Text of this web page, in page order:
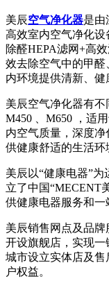
美辰空气净化器是由
高效室内空气净化
除醛HEPA滤网+高
效去除空气中的甲醛
内环境提供清新、健
美辰空气净化器有不
M450 、M650 ，适
内空气质量，深度
供健康舒适的生活环
美辰以“健康电器”
立了中国“MECENT
供健康电器服务和一
美辰销售网点及品
开设旗舰店，实现
城市设立实体店及
户权益。